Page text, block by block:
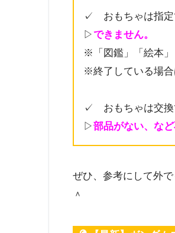
✓ おもちゃは指定
▷できません。
※「図鑑」「絵本」
※終了している場合
✓ おもちゃは交換
▷部品がない、な
ぜひ、参考にして外
＾